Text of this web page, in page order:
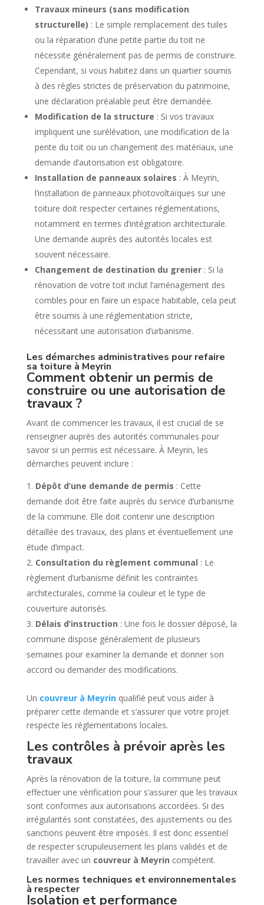
Travaux mineurs (sans modification
structurelle) : Le simple remplacement des tuiles
ou la réparation d’une petite partie du toit ne
nécessite généralement pas de permis de construire.
Cependant, si vous habitez dans un quartier soumis
à des règles strictes de préservation du patrimoine,
une déclaration préalable peut être demandée.
Modification de la structure : Si vos travaux
impliquent une surélévation, une modification de la
pente du toit ou un changement des matériaux, une
demande d’autorisation est obligatoire.
Installation de panneaux solaires : À Meyrin,
l’installation de panneaux photovoltaïques sur une
toiture doit respecter certaines réglementations,
notamment en termes d’intégration architecturale.
Une demande auprès des autorités locales est
souvent nécessaire.
Changement de destination du grenier: Si la
rénovation de votre toit inclut l’aménagement des
combles pour en faire un espace habitable, cela peut
être soumis à une réglementation stricte,
nécessitant une autorisation d’urbanisme.
Les démarches administratives pour refaire
sa toiture à Meyrin
Comment obtenir un permis de
construire ou une autorisation de
travaux ?
Avant de commencer les travaux, il est crucial de se
renseigner auprès des autorités communales pour
savoir si un permis est nécessaire. À Meyrin, les
démarches peuvent inclure :
Dépôt d’une demande de permis : Cette
demande doit être faite auprès du service d’urbanisme
de la commune. Elle doit contenir une description
détaillée des travaux, des plans et éventuellement une
étude d’impact.
Consultation du règlement communal : Le
règlement d’urbanisme définit les contraintes
architecturales, comme la couleur et le type de
couverture autorisés.
Délais d’instruction : Une fois le dossier déposé, la
commune dispose généralement de plusieurs
semaines pour examiner la demande et donner son
accord ou demander des modifications.
Un couvreur à Meyrinqualifié peut vous aider à
préparer cette demande et s’assurer que votre projet
respecte les réglementations locales.
Les contrôles à prévoir après les
travaux
Après la rénovation de la toiture, la commune peut
effectuer une vérification pour s’assurer que les travaux
sont conformes aux autorisations accordées. Si des
irrégularités sont constatées, des ajustements ou des
sanctions peuvent être imposés. Il est donc essentiel
de respecter scrupuleusement les plans validés et de
travailler avec un couvreur à Meyrin compétent.
Les normes techniques et environnementales
à respecter
Isolation et performance